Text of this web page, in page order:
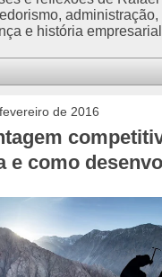
administração,
e história
de 2016
e como